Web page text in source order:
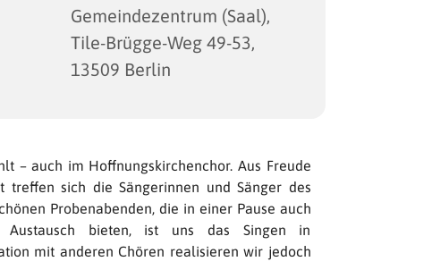
Gemeindezentrum (Saal),
Tile-Brügge-Weg 49-53,
13509 Berlin
– auch im Hoffnungskirchenchor. Aus Freude
treffen sich die Sängerinnen und Sänger des
Probenabenden, die in einer Pause auch
Austausch bieten, ist uns das Singen in
mit anderen Chören realisieren wir jedoch